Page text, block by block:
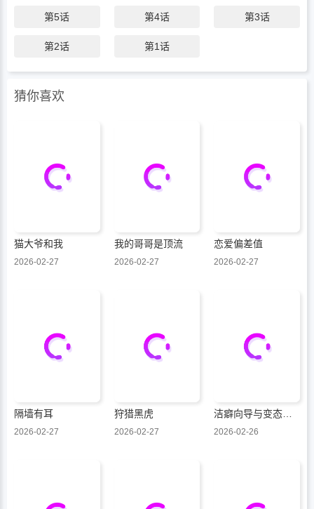
的心事，被他用一杯咖啡——轻轻撬开。
第5话 第4话 第3话
第2话 第1话
猜你喜欢
猫大爷和我
2026-02-27
我的哥哥是顶流
2026-02-27
恋爱偏差值
2026-02-27
隔墙有耳
2026-02-27
狩猎黑虎
2026-02-27 2026-02-26